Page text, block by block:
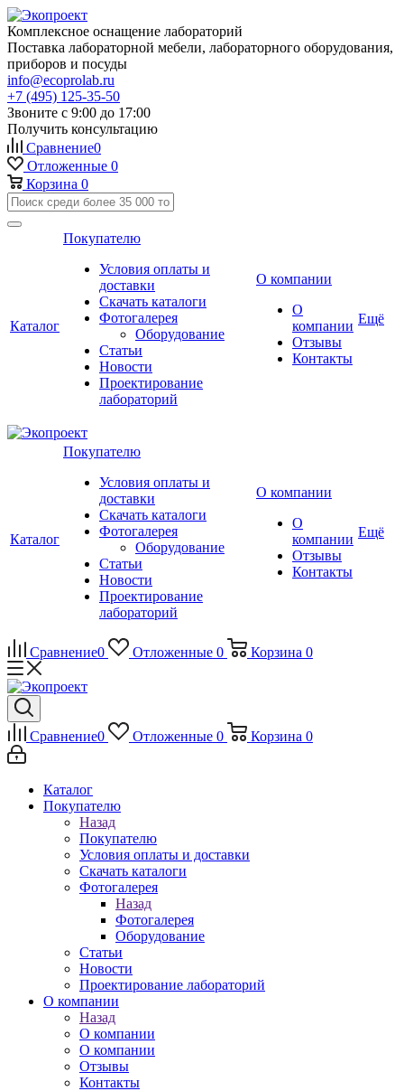
Комплексное оснащение лабораторий
Поставка лабораторной мебели, лабораторного оборудования,
приборов и посуды
info@ecoprolab.ru
+7 (495) 125-35-50
Звоните с 9:00 до 17:00
Получить консультацию
Сравнение0
Отложенные 0
Корзина 0
Каталог
Покупателю
Условия оплаты и
доставки
Скачать каталоги
Фотогалерея
Оборудование
Статьи
Новости
Проектирование
лабораторий
О компании
О
компании
Отзывы
Контакты
Ещё
Каталог
Покупателю
Условия оплаты и
доставки
Скачать каталоги
Фотогалерея
Оборудование
Статьи
Новости
Проектирование
лабораторий
О компании
О
компании
Отзывы
Контакты
Ещё
Сравнение0 Отложенные 0 Корзина 0
Сравнение0 Отложенные 0 Корзина 0
Каталог
Покупателю
Назад
Покупателю
Условия оплаты и доставки
Скачать каталоги
Фотогалерея
Назад
Фотогалерея
Оборудование
Статьи
Новости
Проектирование лабораторий
О компании
Назад
О компании
О компании
Отзывы
Контакты